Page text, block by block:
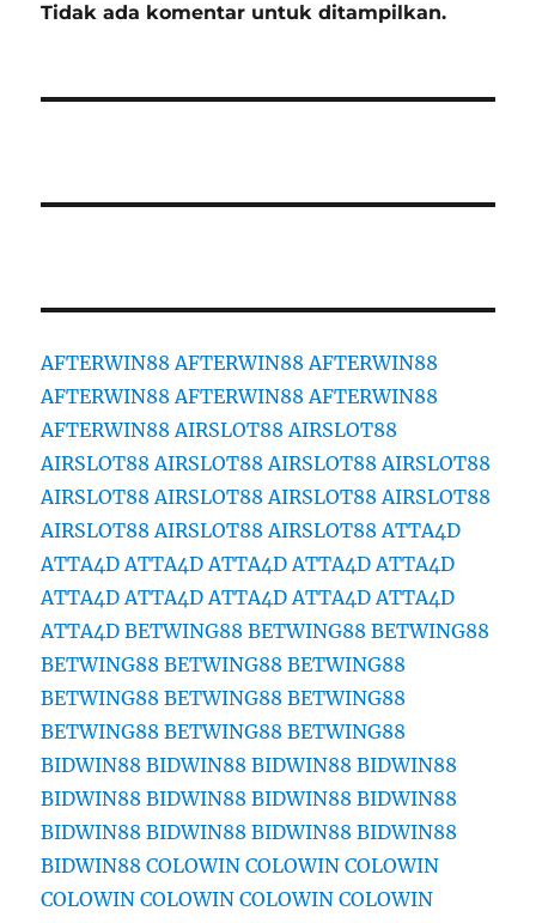
Tidak ada komentar untuk ditampilkan.
AFTERWIN88 AFTERWIN88 AFTERWIN88
AFTERWIN88 AFTERWIN88 AFTERWIN88
AFTERWIN88 AIRSLOT88 AIRSLOT88
AIRSLOT88 AIRSLOT88 AIRSLOT88 AIRSLOT88
AIRSLOT88 AIRSLOT88 AIRSLOT88 AIRSLOT88
AIRSLOT88 AIRSLOT88 AIRSLOT88 ATTA4D
ATTA4D ATTA4D ATTA4D ATTA4D ATTA4D
ATTA4D ATTA4D ATTA4D ATTA4D ATTA4D
ATTA4D BETWING88 BETWING88 BETWING88
BETWING88 BETWING88 BETWING88
BETWING88 BETWING88 BETWING88
BETWING88 BETWING88 BETWING88
BIDWIN88 BIDWIN88 BIDWIN88 BIDWIN88
BIDWIN88 BIDWIN88 BIDWIN88 BIDWIN88
BIDWIN88 BIDWIN88 BIDWIN88 BIDWIN88
BIDWIN88 COLOWIN COLOWIN COLOWIN
COLOWIN COLOWIN COLOWIN COLOWIN